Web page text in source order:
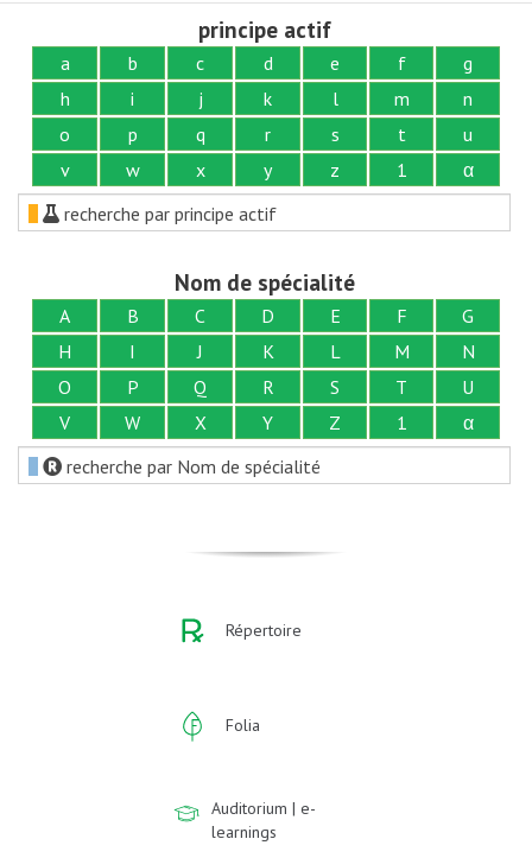
principe actif
a b c d e f
g
h
i j k l m
n
o
p q r s t
u
v
w x y z 1
α
recherche par principe actif
Nom de spécialité
A B C D E F
G
H
I J K L M
N
O
P Q R S T
U
V
W X Y Z 1
α
recherche par Nom de spécialité
Répertoire
Folia
Auditorium | e-
learnings